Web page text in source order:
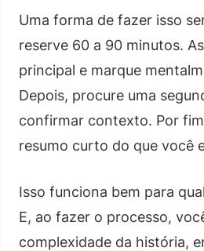
Uma forma de fazer isso
reserve 60 a 90 minutos.
principal e marque
Depois, procure uma
confirmar contexto. Por
resumo curto do que você
Isso funciona bem para
E, ao fazer o processo,
complexidade da história,